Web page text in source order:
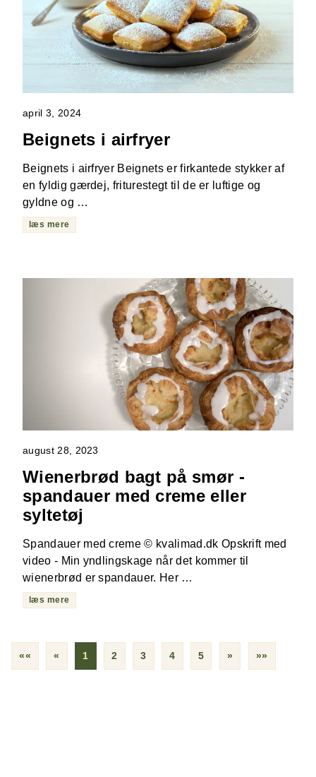
april 3, 2024
Beignets i airfryer
Beignets i airfryer Beignets er firkantede stykker af
en fyldig gærdej, friturestegt til de er luftige og
gyldne og …
læs mere
august 28, 2023
Wienerbrød bagt på smør -
spandauer med creme eller
syltetøj
Spandauer med creme © kvalimad.dk Opskrift med
video - Min yndlingskage når det kommer til
wienerbrød er spandauer. Her …
læs mere
«« « 1 2 3 4 5 » »»